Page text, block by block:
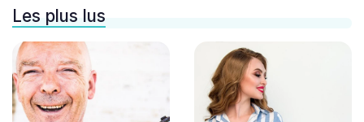
Les plus lus